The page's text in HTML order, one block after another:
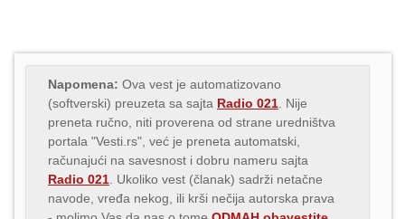
Napomena: Ova vest je automatizovano
(softverski) preuzeta sa sajta Radio 021 . Nije
preneta ručno, niti proverena od strane uredništva
portala "Vesti.rs", već je preneta automatski,
računajući na savesnost i dobru nameru sajta
Radio 021 . Ukoliko vest (članak) sadrži netačne
navode, vređa nekog, ili krši nečija autorska prava